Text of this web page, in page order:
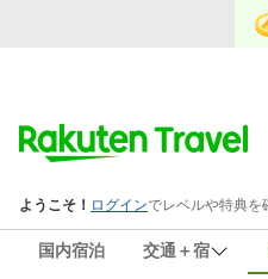
国内宿泊 交通＋宿